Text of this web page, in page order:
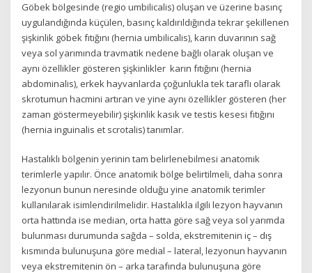
Göbek bölgesinde (regio umbilicalis) oluşan ve üzerine basınç
uygulandığında küçülen, basınç kaldırıldığında tekrar şekillenen
şişkinlik göbek fıtığını (hernia umbilicalis), karın duvarının sağ
veya sol yarımında travmatik nedene bağlı olarak oluşan ve
aynı özellikler gösteren şişkinlikler karın fıtığını (hernia
abdominalis), erkek hayvanlarda çoğunlukla tek taraflı olarak
skrotumun hacmini artıran ve yine aynı özellikler gösteren (her
zaman göstermeyebilir) şişkinlik kasık ve testis kesesi fıtığını
(hernia inguinalis et scrotalis) tanımlar.
Hastalıklı bölgenin yerinin tam belirlenebilmesi anatomik
terimlerle yapılır. Önce anatomik bölge belirtilmeli, daha sonra
lezyonun bunun neresinde olduğu yine anatomik terimler
kullanılarak isimlendirilmelidir. Hastalıkla ilgili lezyon hayvanın
orta hattında ise median, orta hatta göre sağ veya sol yarımda
bulunması durumunda sağda – solda, ekstremitenin iç – dış
kısmında bulunuşuna göre medial – lateral, lezyonun hayvanın
veya ekstremitenin ön – arka tarafında bulunuşuna göre